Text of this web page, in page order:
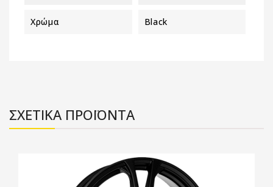
Χρώμα Black
ΣΧΕΤΙΚΑ ΠΡΟΪΟΝΤΑ